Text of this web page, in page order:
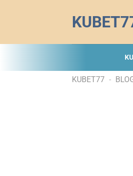
dung
KUBET77 -